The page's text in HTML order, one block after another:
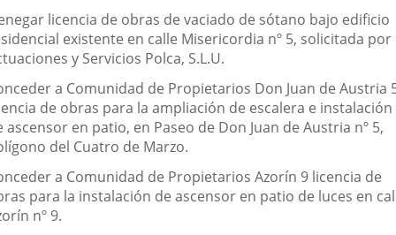
licencia de obras de vaciado de sótano bajo edificio
existente en calle Misericordia nº 5, solicitada por
y Servicios Polca, S.L.U.
a Comunidad de Propietarios Don Juan de Austria
de obras para la ampliación de escalera e instalación
ascensor en patio, en Paseo de Don Juan de Austria nº 5,
del Cuatro de Marzo.
a Comunidad de Propietarios Azorín 9 licencia de
para la instalación de ascensor en patio de luces en
nº 9.